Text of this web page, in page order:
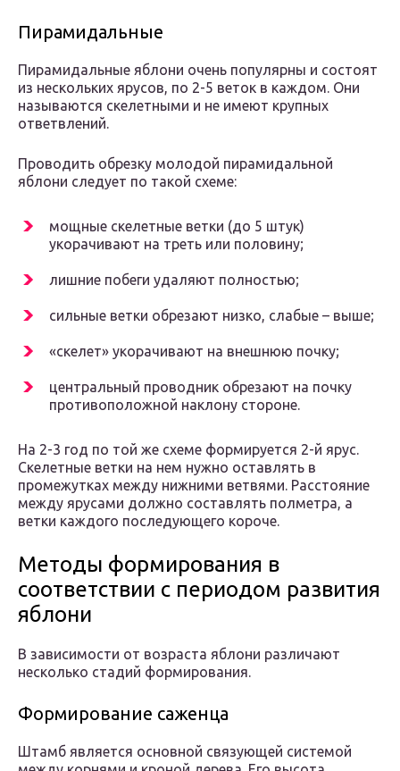
Пирамидальные
Пирамидальные яблони очень популярны и состоят
из нескольких ярусов, по 2-5 веток в каждом. Они
называются скелетными и не имеют крупных
ответвлений.
Проводить обрезку молодой пирамидальной
яблони следует по такой схеме:
мощные скелетные ветки (до 5 штук)
укорачивают на треть или половину;
лишние побеги удаляют полностью;
сильные ветки обрезают низко, слабые – выше;
«скелет» укорачивают на внешнюю почку;
центральный проводник обрезают на почку
противоположной наклону стороне.
На 2-3 год по той же схеме формируется 2-й ярус.
Скелетные ветки на нем нужно оставлять в
промежутках между нижними ветвями. Расстояние
между ярусами должно составлять полметра, а
ветки каждого последующего короче.
Методы формирования в
соответствии с периодом развития
яблони
В зависимости от возраста яблони различают
несколько стадий формирования.
Формирование саженца
Штамб является основной связующей системой